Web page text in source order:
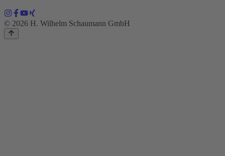
© 2026 H. Wilhelm Schaumann GmbH